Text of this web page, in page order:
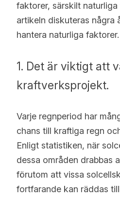
Français
Suomi
Polski
Română
Ελληνικά
English
faktorer, särskilt
artikeln diskuteras några
hantera naturliga faktorer.
1. Det är viktigt att
kraftverksprojekt.
Varje regnperiod har
chans till kraftiga regn
Enligt statistiken, när
dessa områden drabbas
förutom att vissa
fortfarande kan räddas